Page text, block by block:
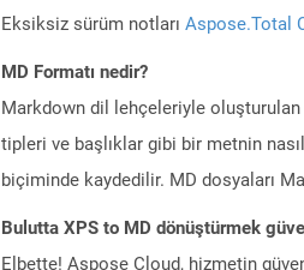
Eksiksiz sürüm notları Aspose.Total
MD Formatı nedir?
Markdown dil lehçeleriyle oluşturulan
tipleri ve başlıklar gibi bir metnin
biçiminde kaydedilir. MD dosyaları
Bulutta XPS to MD dönüştürmek
Elbette! Aspose Cloud, hizmetin